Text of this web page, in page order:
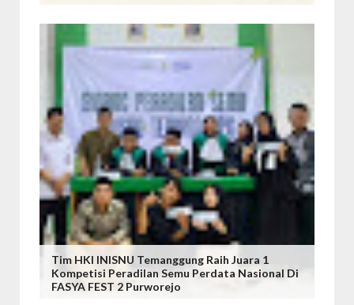
Tim HKI INISNU Temanggung Raih Juara 1
Kompetisi Peradilan Semu Perdata Nasional Di
FASYA FEST 2 Purworejo